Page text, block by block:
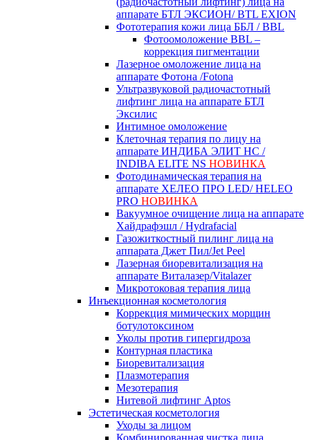
аппарате БТЛ ЭКСИОН/ BTL EXION
Фототерапия кожи лица ББЛ / BBL
Фотоомоложение BBL –
коррекция пигментации
Лазерное омоложение лица на
аппарате Фотона /Fotona
Ультразвуковой радиочастотный
лифтинг лица на аппарате БТЛ
Эксилис
Интимное омоложение
Клеточная терапия по лицу на
аппарате ИНДИБА ЭЛИТ НС /
INDIBA ELITE NS НОВИНКА
Фотодинамическая терапия на
аппарате ХЕЛЕО ПРО LED/ HELEO
PRO НОВИНКА
Вакуумное очищение лица на аппарате
Хайдрафэшл / Hydrafacial
Газожиткостный пилинг лица на
аппарата Джет Пил/Jet Peel
Лазерная биоревитализация на
аппарате Виталазер/Vitalazer
Микротоковая терапия лица
Инъекционная косметология
Коррекция мимических морщин
ботулотоксином
Уколы против гипергидроза
Контурная пластика
Биоревитализация
Плазмотерапия
Мезотерапия
Нитевой лифтинг Aptos
Эстетическая косметология
Уходы за лицом
Комбинированная чистка лица